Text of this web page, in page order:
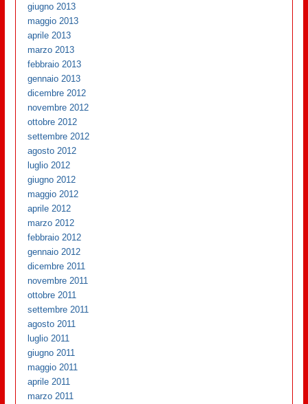
giugno 2013
maggio 2013
aprile 2013
marzo 2013
febbraio 2013
gennaio 2013
dicembre 2012
novembre 2012
ottobre 2012
settembre 2012
agosto 2012
luglio 2012
giugno 2012
maggio 2012
aprile 2012
marzo 2012
febbraio 2012
gennaio 2012
dicembre 2011
novembre 2011
ottobre 2011
settembre 2011
agosto 2011
luglio 2011
giugno 2011
maggio 2011
aprile 2011
marzo 2011